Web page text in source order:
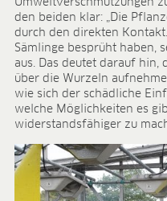
Umweltverschmutzungen
den beiden klar: „Die
durch den direkten
Sämlinge besprüht haben,
aus. Das deutet darauf hin,
über die Wurzeln
wie sich der schädliche
welche Möglichkeiten es
widerstandsfähiger zu